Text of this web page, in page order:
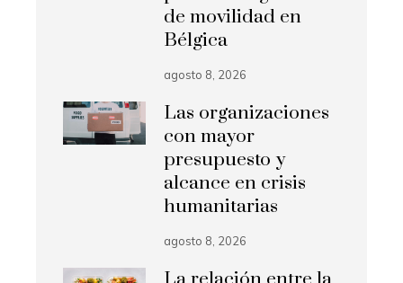
de movilidad en
Bélgica
agosto 8, 2026
Las organizaciones
con mayor
presupuesto y
alcance en crisis
humanitarias
agosto 8, 2026